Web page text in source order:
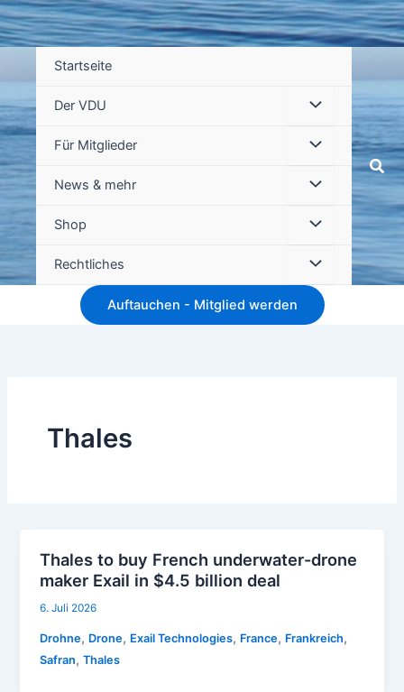
Startseite
Der VDU
Für Mitglieder
News & mehr
Shop
Rechtliches
Auftauchen - Mitglied werden
Thales
Thales to buy French underwater-drone
maker Exail in $4.5 billion deal
6. Juli 2026
Drohne, Drone, Exail Technologies, France, Frankreich,
Safran,Thales